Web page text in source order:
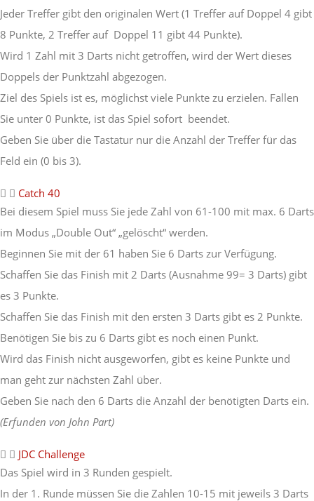
Jeder Treffer gibt den originalen Wert (1 Treffer auf Doppel 4 gibt
8 Punkte, 2 Treffer auf Doppel 11 gibt 44 Punkte).
Wird 1 Zahl mit 3 Darts nicht getroffen, wird der Wert dieses
Doppels der Punktzahl abgezogen.
Ziel des Spiels ist es, möglichst viele Punkte zu erzielen. Fallen
Sie unter 0 Punkte, ist das Spiel sofort beendet.
Geben Sie über die Tastatur nur die Anzahl der Treffer für das
Feld ein (0 bis 3).
Catch 40
Bei diesem Spiel muss Sie jede Zahl von 61-100 mit max. 6 Darts
im Modus „Double Out“ „gelöscht“ werden.
Beginnen Sie mit der 61 haben Sie 6 Darts zur Verfügung.
Schaffen Sie das Finish mit 2 Darts (Ausnahme 99= 3 Darts) gibt
es 3 Punkte.
Schaffen Sie das Finish mit den ersten 3 Darts gibt es 2 Punkte.
Benötigen Sie bis zu 6 Darts gibt es noch einen Punkt.
Wird das Finish nicht ausgeworfen, gibt es keine Punkte und
man geht zur nächsten Zahl über.
Geben Sie nach den 6 Darts die Anzahl der benötigten Darts ein.
(Erfunden von John Part)
JDC Challenge
Das Spiel wird in 3 Runden gespielt.
In der 1. Runde müssen Sie die Zahlen 10-15 mit jeweils 3 Darts